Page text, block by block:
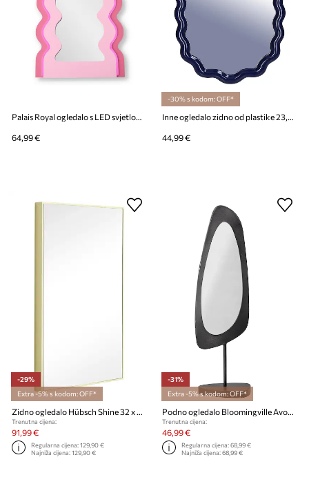
Palais Royal ogledalo s LED svjetlom 32 x 58 cm
64,99 €
-30% s kodom: OFF*
Inne ogledalo zidno od plastike 23,5 x 34 cm
44,99 €
-29%
Extra -5% s kodom: OFF*
Zidno ogledalo Hübsch Shine 32 x 4 x 55 cm
Trenutna cijena:
91,99 €
Regularna cijena:129,90 €
Najniža cijena:129,90 €
-31%
Extra -5% s kodom: OFF*
Podno ogledalo Bloomingville Avoa 14,5 x 50 x 10 cm
Trenutna cijena:
46,99 €
Regularna cijena:68,99 €
Najniža cijena:68,99 €